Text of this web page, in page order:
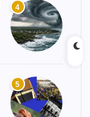
4
5